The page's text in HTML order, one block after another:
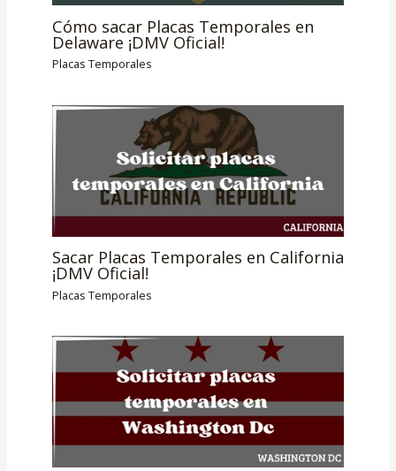
Cómo sacar Placas Temporales en
Delaware ¡DMV Oficial!
Placas Temporales
Sacar Placas Temporales en California
¡DMV Oficial!
Placas Temporales